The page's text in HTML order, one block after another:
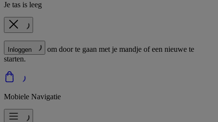
Je tas is leeg
Inloggen
om door te gaan met je mandje of een nieuwe te
starten.
Mobiele Navigatie